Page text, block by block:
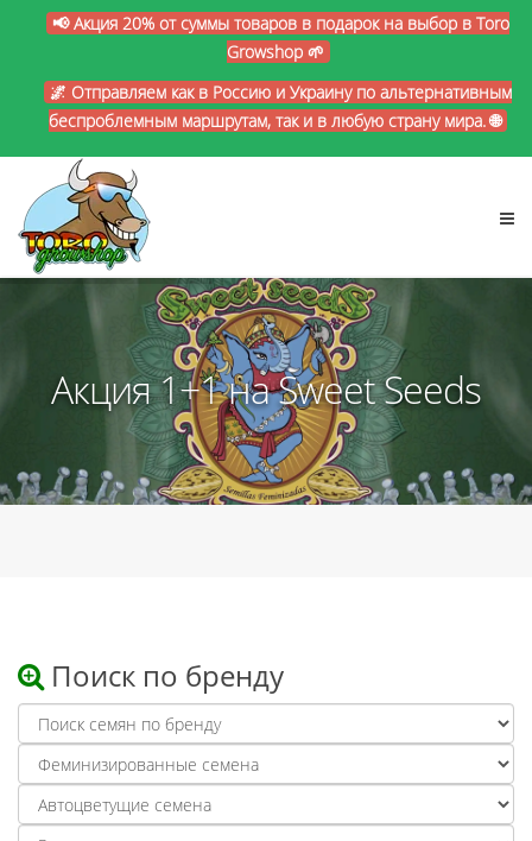
📢 Акция 20% от суммы товаров в подарок на выбор в Toro
Growshop 🌱
🌌 Отправляем как в Россию и Украину по альтернативным
беспроблемным маршрутам, так и в любую страну мира. 🌐
Акция 1+1 на Sweet Seeds
Поиск по бренду